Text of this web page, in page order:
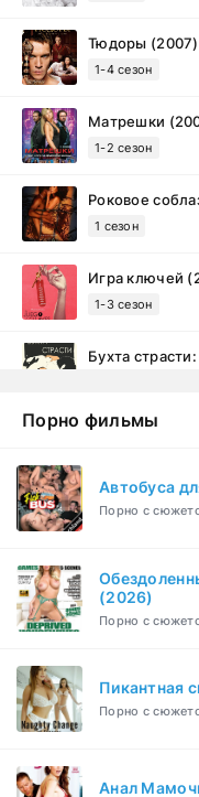
Тюдоры (2007)
1-4 сезон
Матрешки
1-2 сезон
Роковое
1 сезон
Игра ключей
1-3 сезон
Эйфория (2019)
Бисексуалка
Сутенёры
1 сезон
Порно фильмы
Автобуса
Порно с
(2026)
Порно с
Пикантная
Порно с
Анал